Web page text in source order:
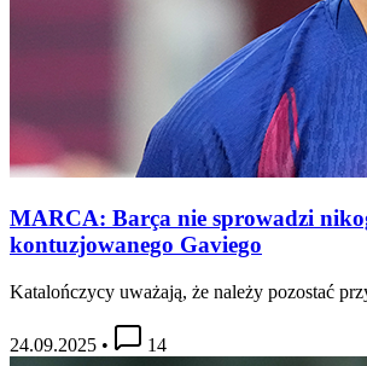
MARCA: Barça nie sprowadzi
kontuzjowanego Gaviego
Katalończycy uważają, że należy pozostać
24.09.2025 • 14